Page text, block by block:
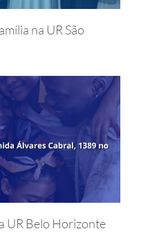
na UR São
UR Belo Horizonte